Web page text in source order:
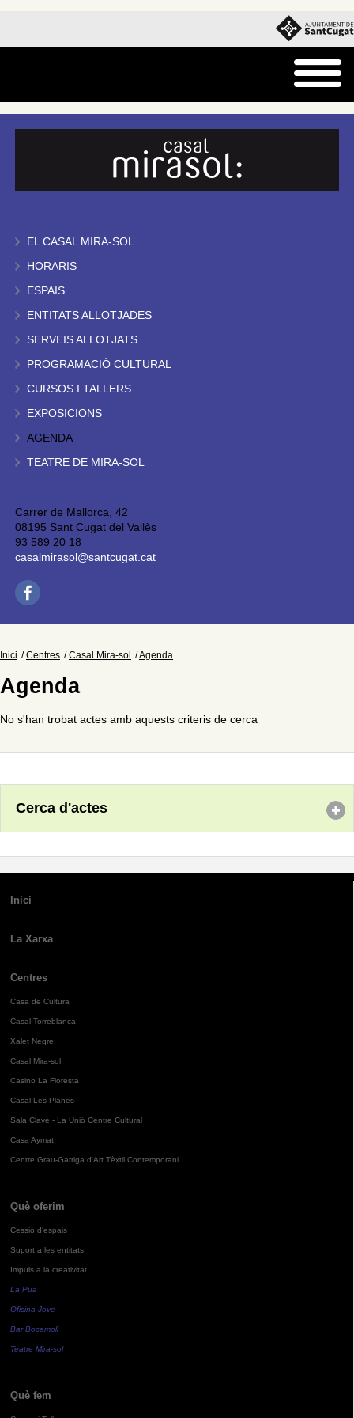
EL CASAL MIRA-SOL
HORARIS
ESPAIS
ENTITATS ALLOTJADES
SERVEIS ALLOTJATS
PROGRAMACIÓ CULTURAL
CURSOS I TALLERS
EXPOSICIONS
AGENDA
TEATRE DE MIRA-SOL
Carrer de Mallorca, 42
08195 Sant Cugat del Vallès
93 589 20 18
casalmirasol@santcugat.cat
Inici Centres Casal Mira-sol Agenda
Agenda
No s'han trobat actes amb aquests criteris de cerca
Cerca d'actes
Inici
La Xarxa
Centres
Casa de Cultura
Casal Torreblanca
Xalet Negre
Casal Mira-sol
Casino La Floresta
Casal Les Planes
Sala Clavé - La Unió Centre Cultural
Casa Aymat
Centre Grau-Garriga d'Art Tèxtil Contemporani
Què oferim
Cessió d'espais
Suport a les entitats
Impuls a la creativitat
La Pua
Oficina Jove
Bar Bocamoll
Teatre Mira-sol
Què fem